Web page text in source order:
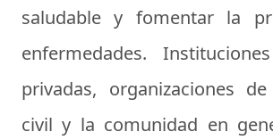
saludable y fomentar la
enfermedades.
privadas, organizaciones
civil y la comunidad en